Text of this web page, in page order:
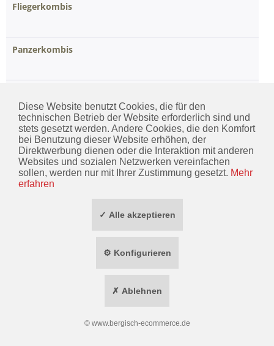
Fliegerkombis
Panzerkombis
KONTAKT
INFORMATIONEN
* ALLE PREISE INKL. GESETZL. MEHRWERTSTEUER ZZGL.
Diese Website benutzt Cookies, die für den
technischen Betrieb der Website erforderlich sind und
stets gesetzt werden. Andere Cookies, die den Komfort
bei Benutzung dieser Website erhöhen, der
Direktwerbung dienen oder die Interaktion mit anderen
Websites und sozialen Netzwerken vereinfachen
sollen, werden nur mit Ihrer Zustimmung gesetzt. Mehr
erfahren
✓ Alle akzeptieren
⚙ Konfigurieren
✗ Ablehnen
© www.bergisch-ecommerce.de